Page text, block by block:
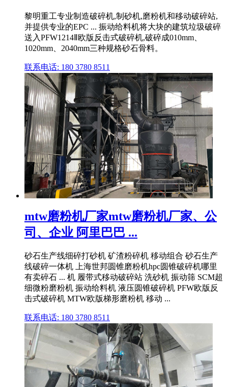
黎明重工专业制造破碎机,制砂机,磨粉机和移动破碎站,
并提供专业的EPC ... 振动给料机将大块的建筑垃圾破碎
送入PFW1214Ⅱ欧版反击式破碎机,破碎成010mm、
1020mm、2040mm三种规格砂石骨料。
联系电话: 180 3780 8511
mtw磨粉机厂家mtw磨粉机厂家、公
司、企业 阿里巴巴 ...
砂石生产线细碎打砂机 矿渣粉碎机 移动组合 砂石生产
线破碎一体机 上海世邦圆锥磨粉机hpc圆锥破碎机哪里
有卖碎石 ... 机 履带式移动破碎站 洗砂机 振动筛 SCM超
细微粉磨粉机 振动给料机 液压圆锥破碎机 PFW欧版反
击式破碎机 MTW欧版梯形磨粉机 移动 ...
联系电话: 180 3780 8511